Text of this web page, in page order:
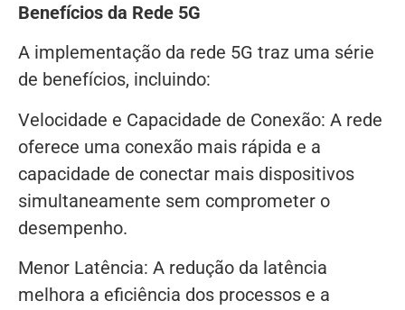
Benefícios da Rede 5G
A implementação da rede 5G traz uma série
de benefícios, incluindo:
Velocidade e Capacidade de Conexão: A rede
oferece uma conexão mais rápida e a
capacidade de conectar mais dispositivos
simultaneamente sem comprometer o
desempenho.
Menor Latência: A redução da latência
melhora a eficiência dos processos e a